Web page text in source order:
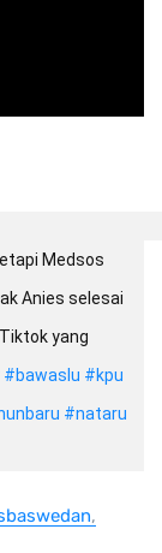
Medsos
Anies selesai
yang
#bawaslu #kpu
#nataru